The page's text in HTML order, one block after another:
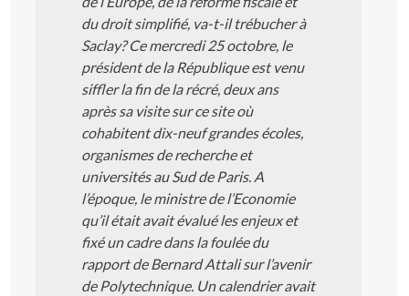
du droit simplifié, va-t-il trébucher à
Saclay? Ce mercredi 25 octobre, le
président de la République est venu
siffler la fin de la récré, deux ans
après sa visite sur ce site où
cohabitent dix-neuf grandes écoles,
organismes de recherche et
universités au Sud de Paris. A
l’époque, le ministre de l’Economie
qu’il était avait évalué les enjeux et
fixé un cadre dans la foulée du
rapport de Bernard Attali sur l’avenir
de Polytechnique. Un calendrier avait